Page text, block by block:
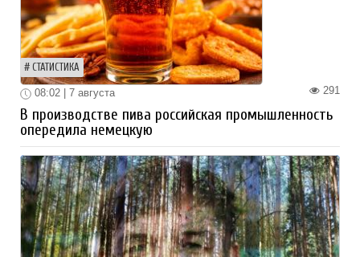
СТАТИСТИКА
291
08:02 | 7 августа
В производстве пива российская промышленность
опередила немецкую